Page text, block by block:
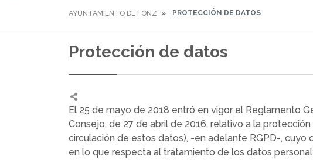
AYUNTAMIENTO DE FONZ PROTECCIÓN DE DATOS
Protección de datos
El 25 de mayo de 2018 entró en vigor el Reglamento
Consejo, de 27 de abril de 2016, relativo a la
circulación de estos datos), -en adelante RGPD-,
en lo que respecta al tratamiento de los datos